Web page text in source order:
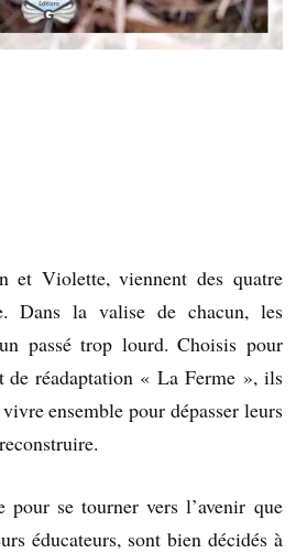
et Violette, viennent des quatre
Dans la valise de chacun, les
passé trop lourd. Choisis pour
de réadaptation « La Ferme », ils
ensemble pour dépasser leurs
pour se tourner vers l’avenir que
éducateurs, sont bien décidés à